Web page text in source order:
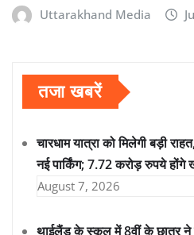
Uttarakhand Media
तजा खबरें
चारधाम यात्रा को मिलेगी बड़ी
नई पार्किंग; 7.72 करोड़ रुपये होंगे
August 7, 2026
थाईलैंड के स्कूल में 8वीं के छात्र ने